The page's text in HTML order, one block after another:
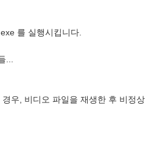
를 실행시킵니다.
...
우, 비디오 파일을 재생한 후 비정상